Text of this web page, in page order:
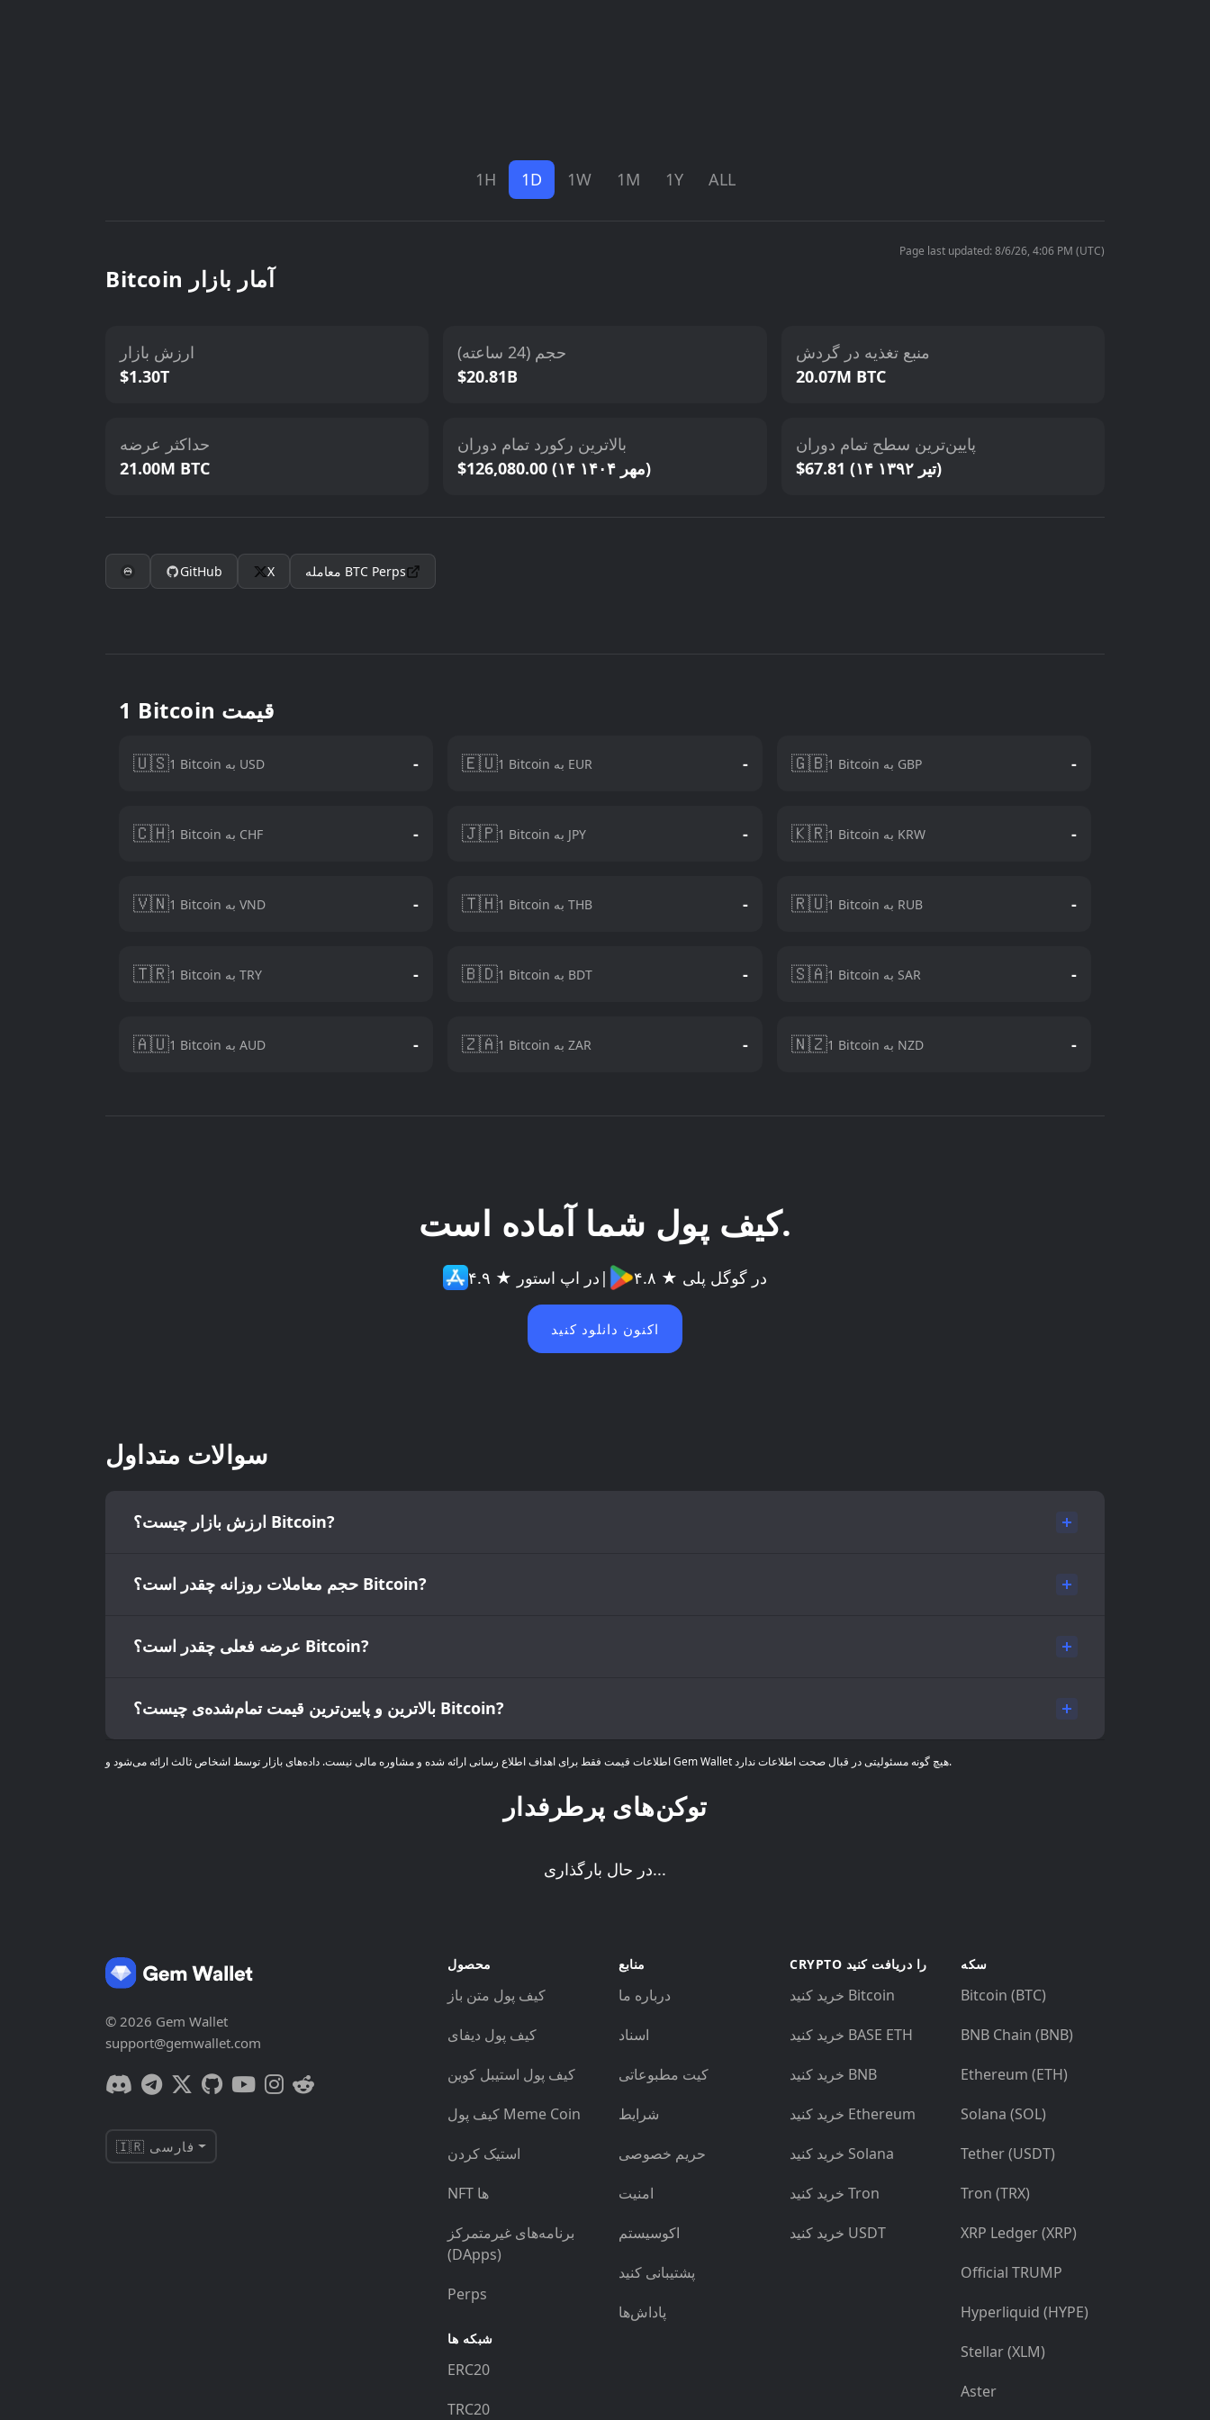
1H 1D 1W 1M 1Y ALL
Page last updated: 8/6/26, 4:06 PM (UTC)
Bitcoin آمار بازار
ارزش بازار
$1.30T
حجم (24 ساعته)
$20.81B
منبع تغذیه در گردش
20.07M BTC
حداکثر عرضه
21.00M BTC
بالاترین رکورد تمام دوران
$126,080.00 (۱۴ مهر ۱۴۰۴)
پایین‌ترین سطح تمام دوران
$67.81 (۱۴ تیر ۱۳۹۲)
GitHub X BTC Perps
1 Bitcoin قیمت
🇺🇸 1 Bitcoin به USD - 🇪🇺 1 Bitcoin به EUR - 🇬🇧 1 Bitcoin به GBP -
🇨🇭 1 Bitcoin به CHF - 🇯🇵 1 Bitcoin به JPY - 🇰🇷 1 Bitcoin به KRW -
🇻🇳 1 Bitcoin به VND - 🇹🇭 1 Bitcoin به THB - 🇷🇺 1 Bitcoin به RUB -
🇹🇷 1 Bitcoin به TRY - 🇧🇩 1 Bitcoin به BDT - 🇸🇦 1 Bitcoin به SAR -
🇦🇺 1 Bitcoin به AUD - 🇿🇦 1 Bitcoin به ZAR - 🇳🇿 1 Bitcoin به NZD -
کیف پول شما آماده است.
۴.۹ ★ در اپ استور | ۴.۸ ★ در گوگل پلی
اکنون دانلود کنید
سوالات متداول
ارزش بازار چیست؟ Bitcoin?
حجم معاملات روزانه چقدر است؟ Bitcoin?
عرضه فعلی چقدر است؟ Bitcoin?
بالاترین و پایین‌ترین قیمت تمام‌شده‌ی چیست؟ Bitcoin?
اطلاعات قیمت فقط برای اهداف اطلاع رسانی ارائه شده و مشاوره مالی نیست. داده‌های بازار توسط اشخاص ثالث ارائه می‌شود و Gem Wallet هیچ گونه مسئولیتی در قبال صحت اطلاعات ندارد.
توکن‌های پرطرفدار
در حال بارگذاری...
© 2026 Gem Wallet
support@gemwallet.com
🇮🇷 فارسی
محصول
کیف پول متن باز
کیف پول دیفای
کیف پول استیبل کوین
کیف پول Meme Coin
استیک کردن
NFT ها
برنامه‌های غیرمتمرکز
(DApps)
Perps
شبکه ها
ERC20
TRC20
منابع
درباره ما
اسناد
کیت مطبوعاتی
شرایط
حریم خصوصی
امنیت
اکوسیستم
پشتیبانی کنید
پاداش‌ها
CRYPTO را دریافت کنید
خرید کنید Bitcoin
خرید کنید BASE ETH
خرید کنید BNB
خرید کنید Ethereum
خرید کنید Solana
خرید کنید Tron
خرید کنید USDT
سکه
Bitcoin (BTC)
BNB Chain (BNB)
Ethereum (ETH)
Solana (SOL)
Tether (USDT)
Tron (TRX)
XRP Ledger (XRP)
Official TRUMP
Hyperliquid (HYPE)
Stellar (XLM)
Aster